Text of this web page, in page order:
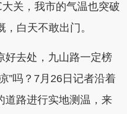
关，我市的气温也突破
白天不敢出门。
去处，九山路一定榜
”吗？7月26日记者沿着
道路进行实地测温，来